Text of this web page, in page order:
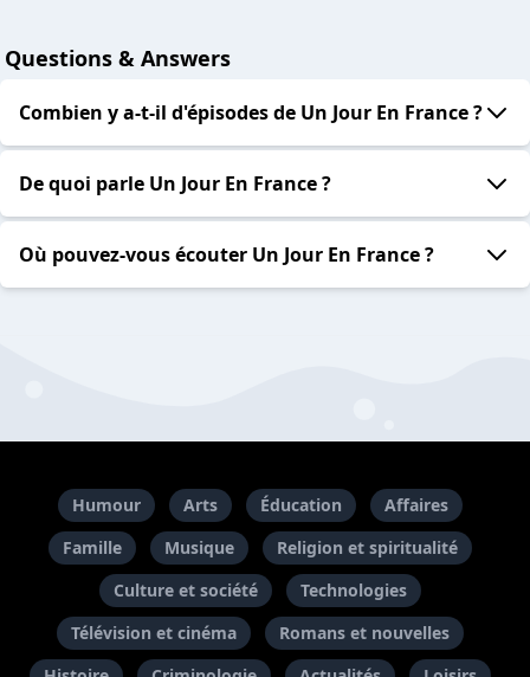
Questions & Answers
Combien y a-t-il d'épisodes de Un Jour En France ?
De quoi parle Un Jour En France ?
Où pouvez-vous écouter Un Jour En France ?
Humour Arts Éducation
Affaires
Famille
Musique
Religion et spiritualité
Culture et société
Technologies
Télévision et cinéma
Romans et nouvelles